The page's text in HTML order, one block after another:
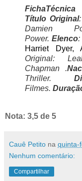
FichaTécnica
Título Original
Damien
Power. Elenco:
Harriet Dyer,
Original:
Chapman .
Thriller.
Filmes.
Nota: 3,5 de 5
Cauê Petito na quinta-
Nenhum comentário:
Compartilhar